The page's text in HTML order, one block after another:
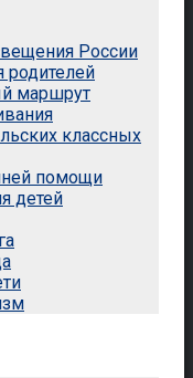
России
маршрут
классных
помощи
детей